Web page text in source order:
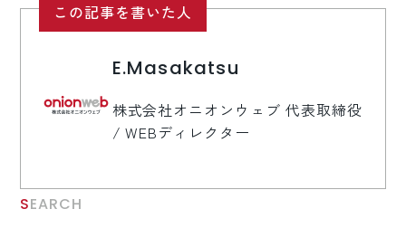
この記事を書いた人
E.Masakatsu
株式会社オニオンウェブ 代表取締役
/ WEBディレクター
SEARCH